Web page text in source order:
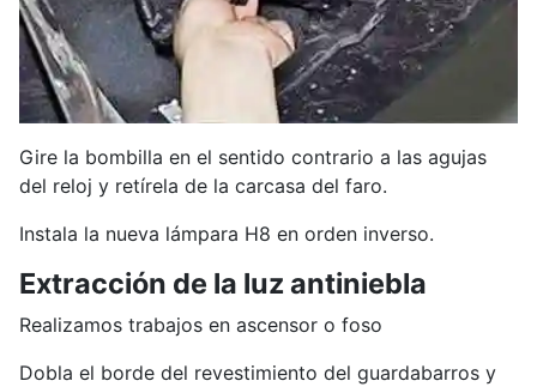
Gire la bombilla en el sentido contrario a las agujas
del reloj y retírela de la carcasa del faro.
Instala la nueva lámpara H8 en orden inverso.
Extracción de la luz antiniebla
Realizamos trabajos en ascensor o foso
Dobla el borde del revestimiento del guardabarros y